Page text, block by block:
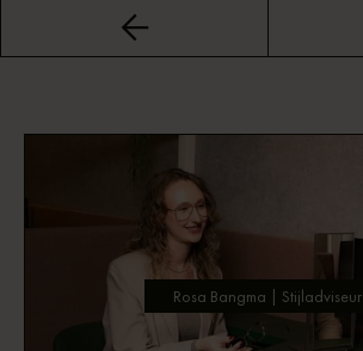
Rosa Bangma | Stijladviseur